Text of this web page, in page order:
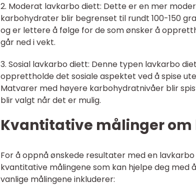
2. Moderat lavkarbo diett: Dette er en mer
karbohydrater blir begrenset til rundt 100-150
og er lettere å følge for de som ønsker å
går ned i vekt.
3. Sosial lavkarbo diett: Denne typen lavkarbo
opprettholde det sosiale aspektet ved å spise
Matvarer med høyere karbohydratnivåer blir
blir valgt når det er mulig.
Kvantitative målinger
For å oppnå ønskede resultater med en
kvantitative målingene som kan hjelpe deg med
vanlige målingene inkluderer: